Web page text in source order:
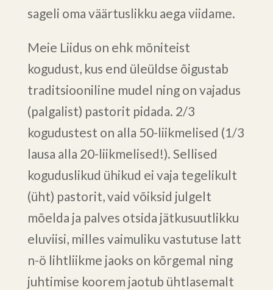
sageli oma väärtuslikku aega viidame.
Meie Liidus on ehk mõniteist
kogudust, kus end üleüldse õigustab
traditsiooniline mudel ning on vajadus
(palgalist) pastorit pidada. 2/3
kogudustest on alla 50-liikmelised (1/3
lausa alla 20-liikmelised!). Sellised
koguduslikud ühikud ei vaja tegelikult
(üht) pastorit, vaid võiksid julgelt
mõelda ja palves otsida jätkusuutlikku
eluviisi, milles vaimuliku vastutuse latt
n-ö lihtliikme jaoks on kõrgemal ning
juhtimise koorem jaotub ühtlasemalt